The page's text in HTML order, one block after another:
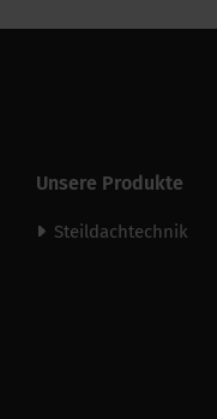
Unsere Produkte
Steildachtechnik